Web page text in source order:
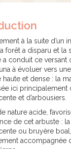
à la suite d’un
forêt a disparu et la
a conduit ce versant
à évoluer vers
haute et dense : la
ici principalement
et d’arbousiers.
nature acide,
de cet arbuste :
ou bruyère boal,
accompagnée